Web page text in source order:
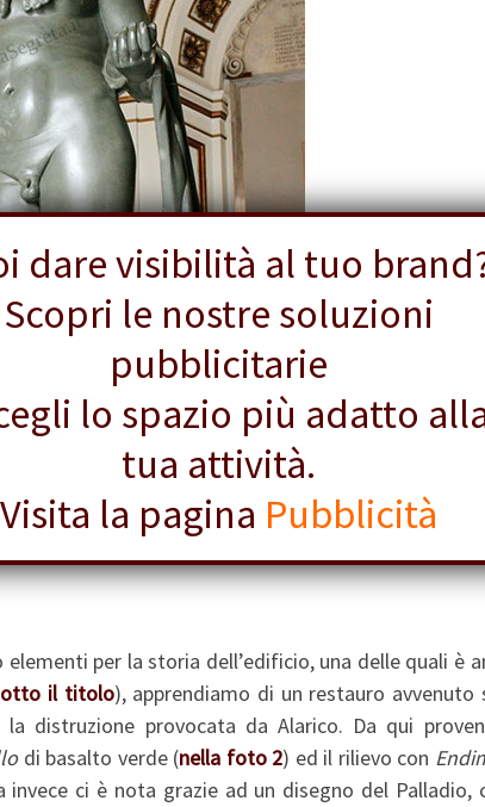
per la storia dell’edificio, una delle quali è
il titolo), apprendiamo di un restauro
distruzione provocata da Alarico. Da qui
di basalto verde (nella foto 2) ed il rilievo con
invece ci è nota grazie ad un disegno del Palladio,
dare visibilità al tuo
Scopri le nostre soluzioni
pubblicitarie
lo spazio più adatto
tua attività.
Visita la pagina Pubblicità